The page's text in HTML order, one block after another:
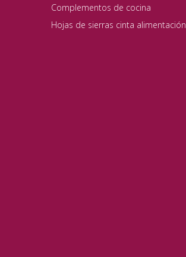
Complementos de cocina
Hojas de sierras cinta alimentación